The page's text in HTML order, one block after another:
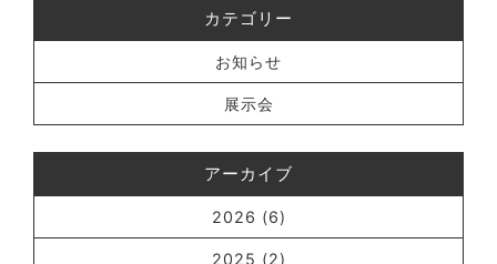
カテゴリー
お知らせ
展示会
アーカイブ
2026 (6)
2025 (2)